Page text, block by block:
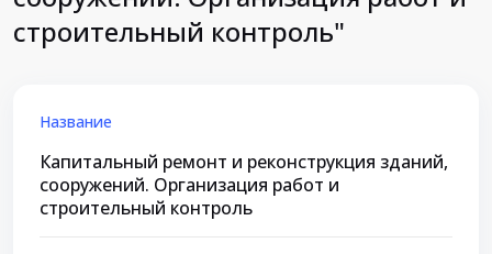
строительный контроль"
Название
Капитальный ремонт и реконструкция зданий,
сооружений. Организация работ и
строительный контроль